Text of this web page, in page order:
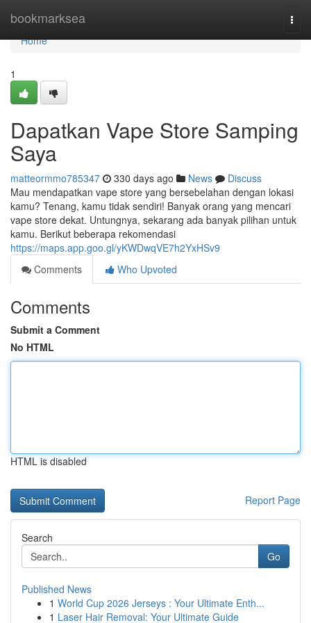
bookmarksea
Home
Home
1
Dapatkan Vape Store Samping
Saya
matteormmo785347 330 days ago News
Discuss
Mau mendapatkan vape store yang bersebelahan dengan lokasi
kamu? Tenang, kamu tidak sendiri! Banyak orang yang mencari
vape store dekat. Untungnya, sekarang ada banyak pilihan untuk
kamu. Berikut beberapa rekomendasi
https://maps.app.goo.gl/yKWDwqVE7h2YxHSv9
Comments
Who Upvoted
Comments
Submit a Comment
No HTML
HTML is disabled
Report Page
Search
Go
Published News
1 World Cup 2026 Jerseys : Your Ultimate Enth...
1 Laser Hair Removal: Your Ultimate Guide